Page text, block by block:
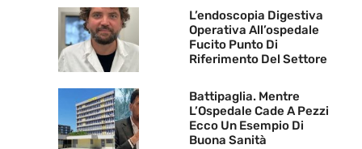
L’endoscopia Digestiva
Operativa All’ospedale
Fucito Punto Di
Riferimento Del Settore
Battipaglia. Mentre
L’Ospedale Cade A Pezzi
Ecco Un Esempio Di
Buona Sanità